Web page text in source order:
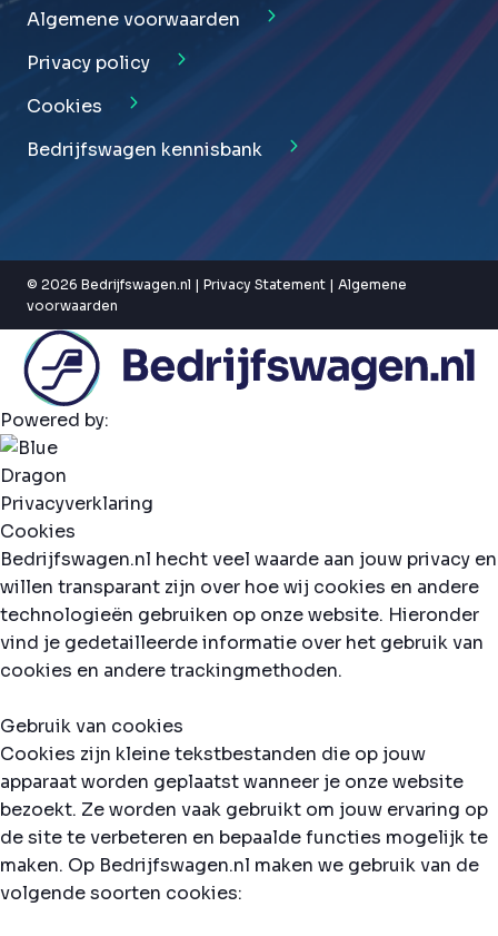
Algemene voorwaarden
Privacy policy
Cookies
Bedrijfswagen kennisbank
© 2026 Bedrijfswagen.nl | Privacy Statement | Algemene
voorwaarden
Powered by:
Privacyverklaring
Cookies
Bedrijfswagen.nl hecht veel waarde aan jouw privacy en
willen transparant zijn over hoe wij cookies en andere
technologieën gebruiken op onze website. Hieronder
vind je gedetailleerde informatie over het gebruik van
cookies en andere trackingmethoden.
Gebruik van cookies
Cookies zijn kleine tekstbestanden die op jouw
apparaat worden geplaatst wanneer je onze website
bezoekt. Ze worden vaak gebruikt om jouw ervaring op
de site te verbeteren en bepaalde functies mogelijk te
maken. Op Bedrijfswagen.nl maken we gebruik van de
volgende soorten cookies: